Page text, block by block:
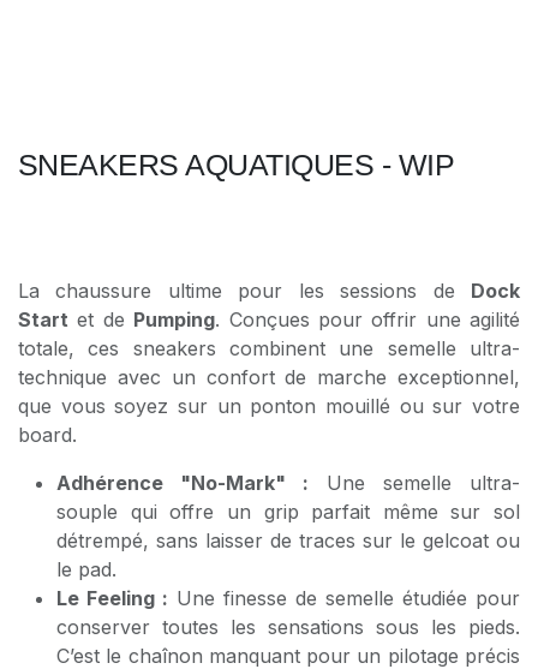
SNEAKERS AQUATIQUES - WIP
La chaussure ultime pour les sessions de Dock
Start et de Pumping. Conçues pour offrir une agilité
totale, ces sneakers combinent une semelle ultra-
technique avec un confort de marche exceptionnel,
que vous soyez sur un ponton mouillé ou sur votre
board.
Adhérence "No-Mark" : Une semelle ultra-
souple qui offre un grip parfait même sur sol
détrempé, sans laisser de traces sur le gelcoat ou
le pad.
Le Feeling : Une finesse de semelle étudiée pour
conserver toutes les sensations sous les pieds.
C’est le chaînon manquant pour un pilotage précis